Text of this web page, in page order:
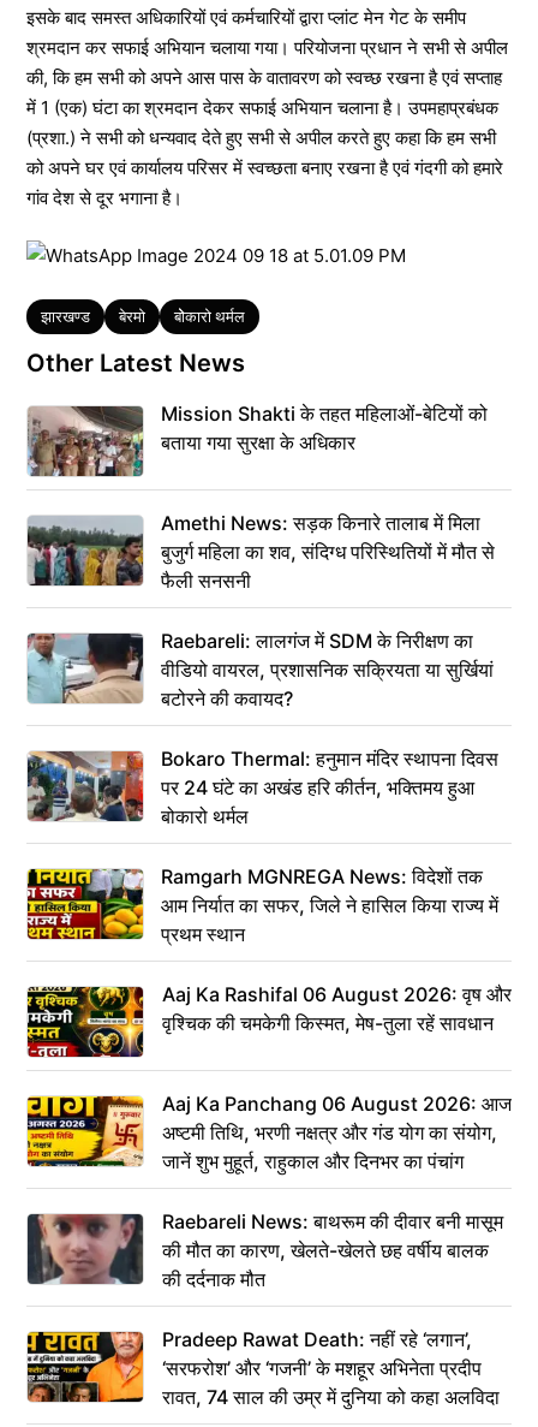
इसके बाद समस्त अधिकारियों एवं कर्मचारियों द्वारा प्लांट मेन गेट के समीप
श्रमदान कर सफाई अभियान चलाया गया। परियोजना प्रधान ने सभी से अपील
की, कि हम सभी को अपने आस पास के वातावरण को स्वच्छ रखना है एवं सप्ताह
में 1 (एक) घंटा का श्रमदान देकर सफाई अभियान चलाना है। उपमहाप्रबंधक
(प्रशा.) ने सभी को धन्यवाद देते हुए सभी से अपील करते हुए कहा कि हम सभी
को अपने घर एवं कार्यालय परिसर में स्वच्छता बनाए रखना है एवं गंदगी को हमारे
गांव देश से दूर भगाना है।
Tags
झारखण्ड बेरमो बोेकारो थर्मल
Other Latest News
Mission Shakti के तहत महिलाओं-बेटियों को
बताया गया सुरक्षा के अधिकार
Amethi News: सड़क किनारे तालाब में मिला
बुजुर्ग महिला का शव, संदिग्ध परिस्थितियों में मौत से
फैली सनसनी
Raebareli: लालगंज में SDM के निरीक्षण का
वीडियो वायरल, प्रशासनिक सक्रियता या सुर्खियां
बटोरने की कवायद?
Bokaro Thermal: हनुमान मंदिर स्थापना दिवस
पर 24 घंटे का अखंड हरि कीर्तन, भक्तिमय हुआ
बोकारो थर्मल
Ramgarh MGNREGA News: विदेशों तक
आम निर्यात का सफर, जिले ने हासिल किया राज्य में
प्रथम स्थान
Aaj Ka Rashifal 06 August 2026: वृष और
वृश्चिक की चमकेगी किस्मत, मेष-तुला रहें सावधान
Aaj Ka Panchang 06 August 2026: आज
अष्टमी तिथि, भरणी नक्षत्र और गंड योग का संयोग,
जानें शुभ मुहूर्त, राहुकाल और दिनभर का पंचांग
Raebareli News: बाथरूम की दीवार बनी मासूम
की मौत का कारण, खेलते-खेलते छह वर्षीय बालक
की दर्दनाक मौत
Pradeep Rawat Death: नहीं रहे ‘लगान’,
‘सरफरोश’ और ‘गजनी’ के मशहूर अभिनेता प्रदीप
रावत, 74 साल की उम्र में दुनिया को कहा अलविदा